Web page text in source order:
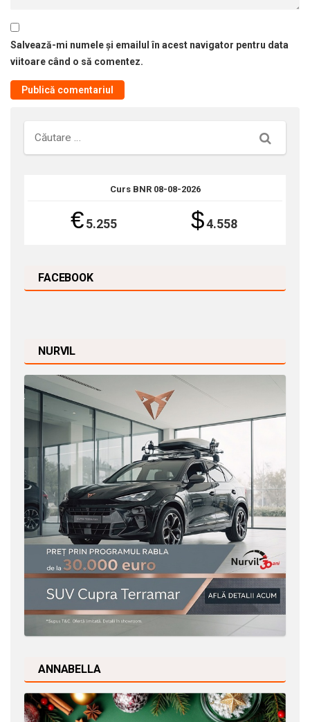
Salvează-mi numele și emailul în acest navigator pentru data
viitoare când o să comentez.
Căutare
Curs BNR 08-08-2026
€5.255 $4.558
FACEBOOK
NURVIL
ANNABELLA